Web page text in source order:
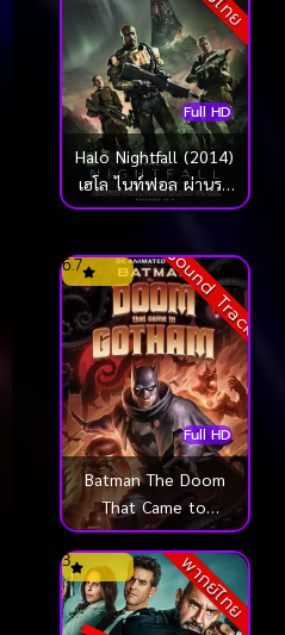
Full HD
Halo Nightfall (2014)
เฮโล ไนท์ฟอล ผ่านรก
ดาวมฤตยู
Sound Track
Full HD
6.7
Batman The Doom
That Came to
Gotham (2023)
พากย์ไทย
3